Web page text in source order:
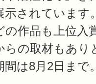
示されています
の作品も上位入
らの取材もあり
間は8月2日まで